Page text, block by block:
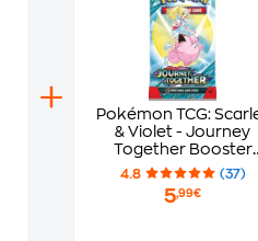
Pokémon TCG:
& Violet - Journey
Together Booster
Blister
4.8 (37)
5,99€